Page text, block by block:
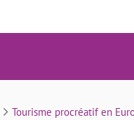
Verser une compensation
Tourisme procréatif en